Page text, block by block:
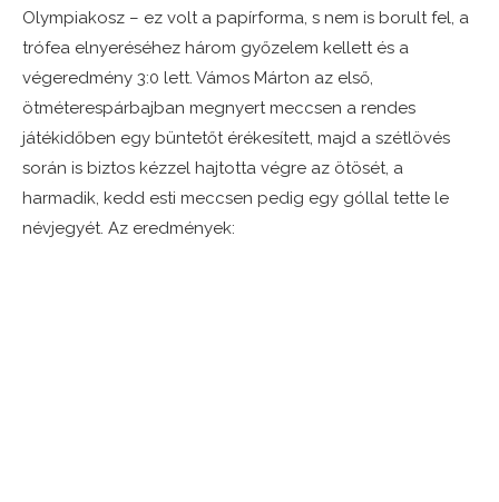
Olympiakosz – ez volt a papírforma, s nem is borult fel, a
trófea elnyeréséhez három győzelem kellett és a
végeredmény 3:0 lett. Vámos Márton az első,
ötméterespárbajban megnyert meccsen a rendes
játékidőben egy büntetőt érékesített, majd a szétlövés
során is biztos kézzel hajtotta végre az ötösét, a
harmadik, kedd esti meccsen pedig egy góllal tette le
névjegyét. Az eredmények: